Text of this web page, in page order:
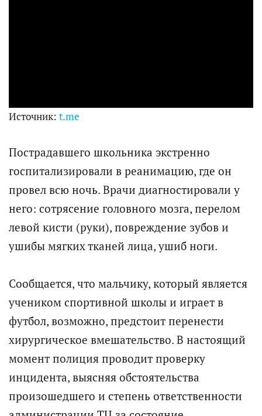
e
Источник: t.me
Пострадавшего школьника экстренно
госпитализировали в реанимацию, где он
провел всю ночь. Врачи диагностировали у
него: сотрясение головного мозга, перелом
левой кисти (руки), повреждение зубов и
ушибы мягких тканей лица, ушиб ноги.
Сообщается, что мальчику, который является
учеником спортивной школы и играет в
футбол, возможно, предстоит перенести
хирургическое вмешательство. В настоящий
момент полиция проводит проверку
инцидента, выясняя обстоятельства
произошедшего и степень ответственности